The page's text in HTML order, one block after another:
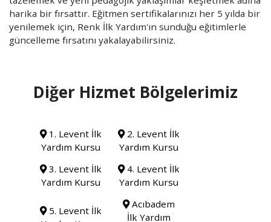
harika bir fırsattır. Eğitmen sertifikalarınızı her 5 yılda bir
yenilemek için, Renk İlk Yardım'ın sunduğu eğitimlerle
güncelleme fırsatını yakalayabilirsiniz.
Diğer Hizmet Bölgelerimiz
1. Levent İlk
Yardım Kursu
2. Levent İlk
Yardım Kursu
3. Levent İlk
Yardım Kursu
4. Levent İlk
Yardım Kursu
5. Levent İlk
Acıbadem
İlk Yardım